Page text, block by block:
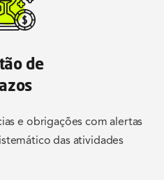
de
e obrigações com alertas
das atividades